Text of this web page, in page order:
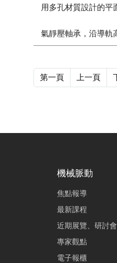
用多孔材質設計的平
氣靜壓軸承，沿導軌
態分析並探討氣靜壓
第一頁 上一頁
機械脈動
焦點報導
最新課程
近期展覽、研討會
專家觀點
電子報櫃